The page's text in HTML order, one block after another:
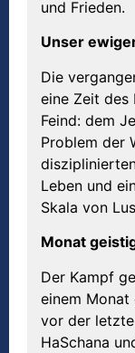
und Frieden.
Unser
Die
eine Zeit des
Feind: dem
Problem der
Leben und
Skala von
Monat
Der Kampf
einem
vor der
HaSchana